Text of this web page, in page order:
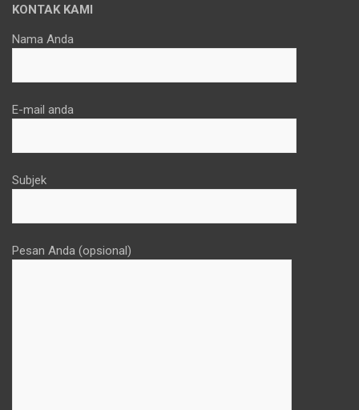
KONTAK KAMI
Nama Anda
E-mail anda
Subjek
Pesan Anda (opsional)